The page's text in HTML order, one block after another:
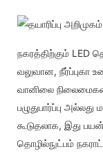
நகரத்திற்கும் LED
வலுவான, நீர்ப்புகா
வானிலை
பழுதுபார்ப்பு
கூடுதலாக, இது
தொழில்நுட்பம்